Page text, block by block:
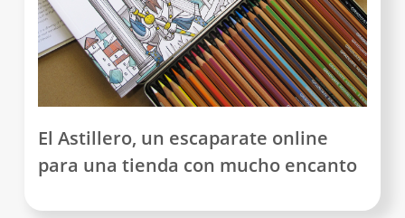
El Astillero, un escaparate online
para una tienda con mucho encanto